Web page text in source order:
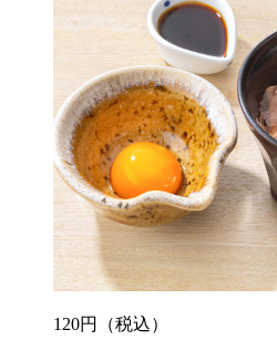
120円 （税込）